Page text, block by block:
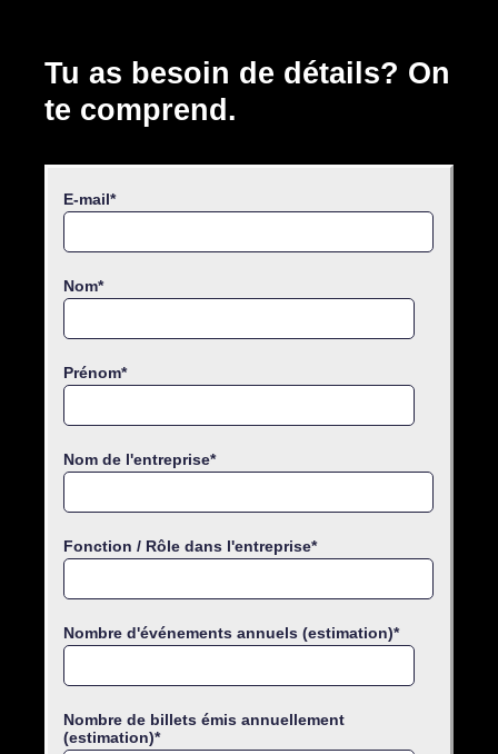
Tu as besoin de détails? On
te comprend.
E-mail*
Nom*
Prénom*
Nom de l'entreprise*
Fonction / Rôle dans l'entreprise*
Nombre d'événements annuels (estimation)*
Nombre de billets émis annuellement
(estimation)*